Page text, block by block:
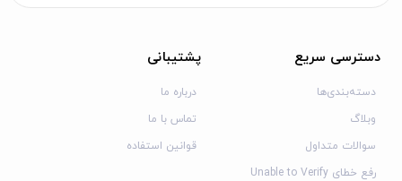
دسترسی سریع
دسته‌بندی‌ها
وبلاگ
سوالات متداول
رفع خطای Unable to Verify
پشتیبانی
درباره ما
تماس با ما
قوانین استفاده